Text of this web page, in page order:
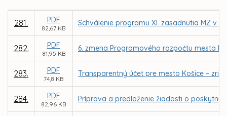
281. PDF
82,67 KB
Schválenie programu XI. zasadnutia MZ v
282. PDF
81,95 KB
6. zmena Programového rozpočtu mesta
283. PDF
74,8 KB
Transparentný účet pre mesto Košice –
284. PDF
82,96 KB
Príprava a predloženie žiadosti o